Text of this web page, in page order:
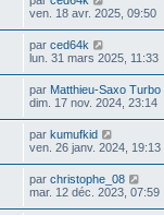
ven. 18 avr. 2025, 09:50
par ced64k
lun. 31 mars 2025, 11:33
par Matthieu-Saxo Turbo
dim. 17 nov. 2024, 23:14
par kumufkid
ven. 26 janv. 2024, 19:13
par christophe_08
mar. 12 déc. 2023, 07:59